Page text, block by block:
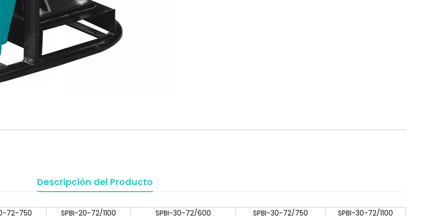
Descripción del Producto
72-750 SPBI-20-72/1100 SPBI-30-72/600 SPBI-30-72/750
SPBI-30-72/1100